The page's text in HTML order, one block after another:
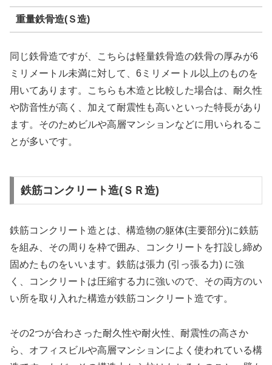
重量鉄骨造(Ｓ造)
同じ鉄骨造ですが、こちらは軽量鉄骨造の鉄骨の厚みが6
ミリメートル未満に対して、6ミリメートル以上のものを
用いてあります。こちらも木造と比較した場合は、耐久性
や防音性が高く、加えて耐震性も高いといった特長があり
ます。そのためビルや高層マンションなどに用いられるこ
とが多いです。
鉄筋コンクリート造(ＳＲ造)
鉄筋コンクリート造とは、構造物の躯体(主要部分)に鉄筋
を組み、その周りを枠で囲み、コンクリートを打設し締め
固めたものをいいます。鉄筋は張力 (引っ張る力) に強
く、コンクリートは圧縮する力に強いので、その両方のい
い所を取り入れた構造が鉄筋コンクリート造です。
その2つが合わさった耐久性や耐火性、耐震性の高さか
ら、オフィスビルや高層マンションによく使われている構